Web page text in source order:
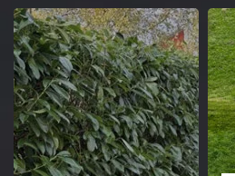
Elagage d'arbre 18
Entreprise élagage
d'arbre 18 Cher tel: